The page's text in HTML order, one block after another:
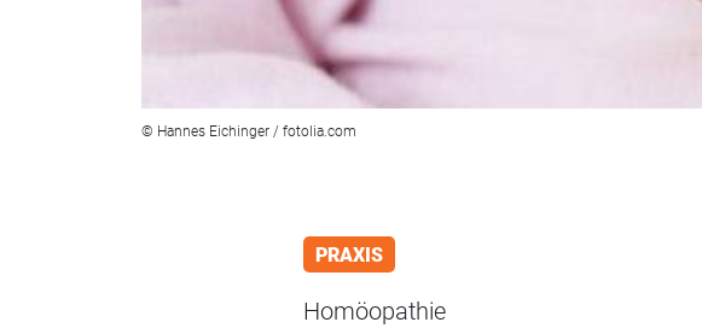
© Hannes Eichinger / fotolia.com
PRAXIS
Homöopathie